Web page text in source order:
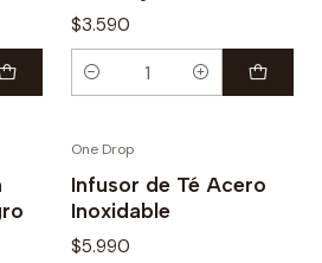
$3.590
Cantidad
One Drop
Infusor de Té Acero
Inoxidable
$5.990